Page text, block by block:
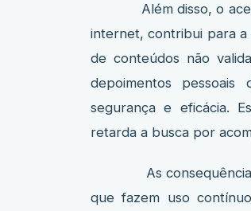
Além disso, o acesso
internet, contribui para a
de conteúdos não
depoimentos
segurança e eficácia.
retarda a busca por
As consequências
que fazem uso